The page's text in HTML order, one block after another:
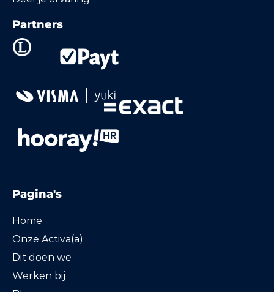
Partners
Pagina's
Home
Onze Activa(a)
Dit doen we
Werken bij